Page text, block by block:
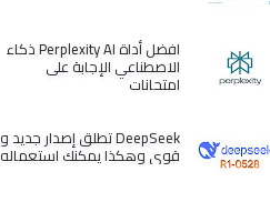
افضل أداة Perplexity AI ذكاء
الاصطناعي الإجابة على
امتحانات
DeepSeek تطلق إصدار جديد و
قوي وهكذا يمكنك استعماله